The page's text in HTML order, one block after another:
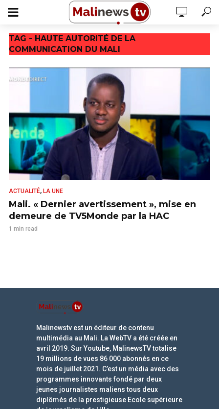
TAG - HAUTE AUTORITÉ DE LA
COMMUNICATION DU MALI
ACTUALITÉ, LA UNE
Mali. « Dernier avertissement », mise en
demeure de TV5Monde par la HAC
1 min read
Malinewstv est un éditeur de contenu
multimédia au Mali. La WebTV a été créée en
avril 2019. Sur Youtube, MalinewsTV totalise
19 millions de vues 86 000 abonnés en ce
mois de juillet 2021. C’est un média avec des
programmes innovants fondé par deux
jeunes journalistes maliens tous deux
diplômés de la prestigieuse Ecole supérieure